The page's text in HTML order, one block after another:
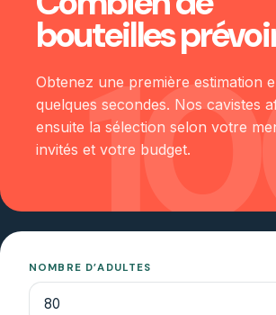
bouteilles
Obtenez une première estimation
quelques secondes. Nos cavistes
ensuite la sélection selon votre
invités et votre budget.
NOMBRE D’ADULTES